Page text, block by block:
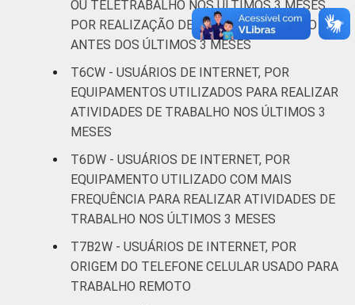
DE 23 18
Fonte: CGI.br/NIC.br, Centro Regional de
Estudos para o Desenvolvimento da
Sociedade da Informação (Cetic.br),
Pesquisa on-line com usuários de Internet no
Brasil - Painel TIC COVID-19 - Edição 4.
¹ Considera-se computador o notebook, o
computador de mesa ou desktop e o tablet.
OU TELETRABALHO NOS ÚLTIMOS 3 MESES,
POR REALIZAÇÃO DE TRABALHO REMOTO
ANTES DOS ÚLTIMOS 3 MESES
T6CW - USUÁRIOS DE INTERNET, POR
EQUIPAMENTOS UTILIZADOS PARA REALIZAR
ATIVIDADES DE TRABALHO NOS ÚLTIMOS 3
MESES
T6DW - USUÁRIOS DE INTERNET, POR
EQUIPAMENTO UTILIZADO COM MAIS
FREQUÊNCIA PARA REALIZAR ATIVIDADES DE
TRABALHO NOS ÚLTIMOS 3 MESES
T7B2W - USUÁRIOS DE INTERNET, POR
ORIGEM DO TELEFONE CELULAR USADO PARA
TRABALHO REMOTO